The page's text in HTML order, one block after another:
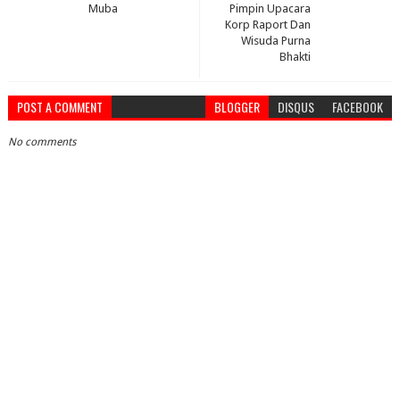
Pimpin Upacara
Korp Raport Dan
Wisuda Purna
Bhakti
Muba
POST A COMMENT BLOGGER DISQUS FACEBOOK
No comments